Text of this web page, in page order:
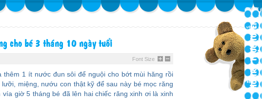
cho bé 3 tháng 10 ngày tuổi
Font Size
1 ít nước đun sôi để nguội cho bớt mùi hăng rồi
miệng, nướu con thật kỹ để sau này bé mọc răng
giờ 5 tháng bé đã lên hai chiếc răng xinh ơi là xinh
HỖ TRỢ TRỰC TUYẾN